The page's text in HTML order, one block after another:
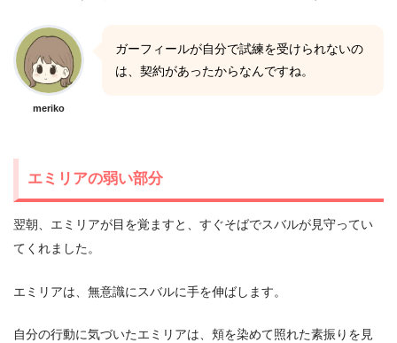
meriko
ガーフィールが自分で試練を受けられないの
は、契約があったからなんですね。
エミリアの弱い部分
翌朝、エミリアが目を覚ますと、すぐそばでスバルが見守ってい
てくれました。
エミリアは、無意識にスバルに手を伸ばします。
自分の行動に気づいたエミリアは、頬を染めて照れた素振りを見